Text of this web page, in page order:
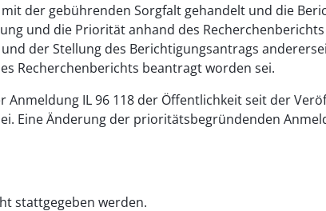
der gebührenden Sorgfalt gehandelt und die
und die Priorität anhand des
der Stellung des Berichtigungsantrags
Recherchenberichts beantragt worden sei.
Anmeldung IL 96 118 der Öffentlichkeit seit der
Eine Änderung der prioritätsbegründenden
stattgegeben werden.